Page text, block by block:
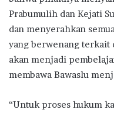
Prabumulih dan Kejati
dan menyerahkan
yang berwenang terkait
akan menjadi
membawa Bawaslu
“Untuk proses hukum